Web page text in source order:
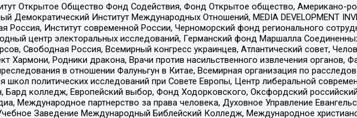
Открытое Общество Фонд Содействия, Фонд Открытое общество, Американо-
Институт Международных Отношений, MEDIA DEVELOPMENT
Институт современной России, Черноморский фонд регионального
центр электоральных исследований, Германский фонд Маршалла
Свободная Россия, Всемирный конгресс украинцев, Атлантический совет,
Родники дракона, Врачи против насильственного извлечения органов,
в отношении Фалуньгун в Китае, Всемирная организация по
школ политических исследований при Совете Европы, Центр либеральной
Бард колледж, Европейский выбор, Фонд Ходорковского, Оксфордский
Международное партнерство за права человека, Духовное Управление
Заведение Международный Библейский Колледж, Международное